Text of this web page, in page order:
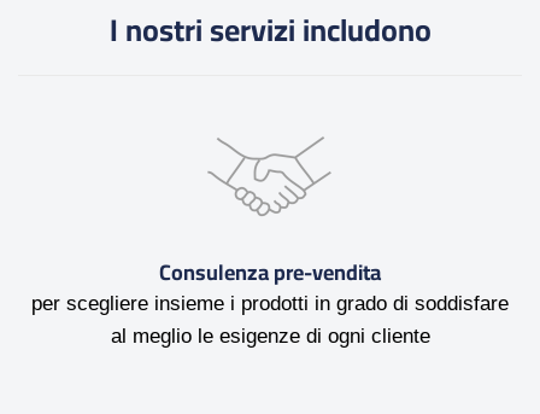
I nostri servizi includono
Consulenza pre-vendita
per scegliere insieme i prodotti in grado di soddisfare
al meglio le esigenze di ogni cliente